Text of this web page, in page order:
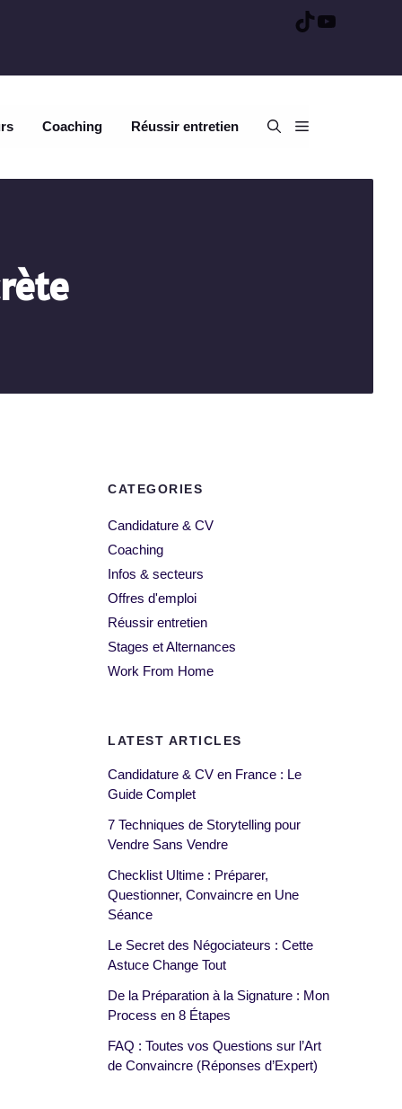
TikTokYouTube
Coaching Réussir entretien
CATEGORIES
Candidature & CV
Coaching
Infos & secteurs
Offres d'emploi
Réussir entretien
Stages et Alternances
Work From Home
LATEST ARTICLES
Candidature & CV en France : Le
Guide Complet
7 Techniques de Storytelling pour
Vendre Sans Vendre
Checklist Ultime : Préparer,
Questionner, Convaincre en Une
Séance
Le Secret des Négociateurs : Cette
Astuce Change Tout
De la Préparation à la Signature : Mon
Process en 8 Étapes
FAQ : Toutes vos Questions sur l’Art
de Convaincre (Réponses d’Expert)